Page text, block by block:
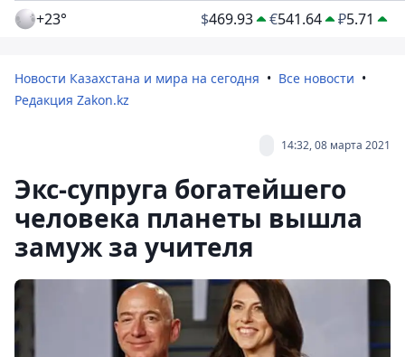
+23° $469.93 €541.64 ₽5.71
Новости Казахстана и мира на сегодня
Все новости
Редакция Zakon.kz
14:32, 08 марта 2021
Экс-супруга богатейшего
человека планеты вышла
замуж за учителя